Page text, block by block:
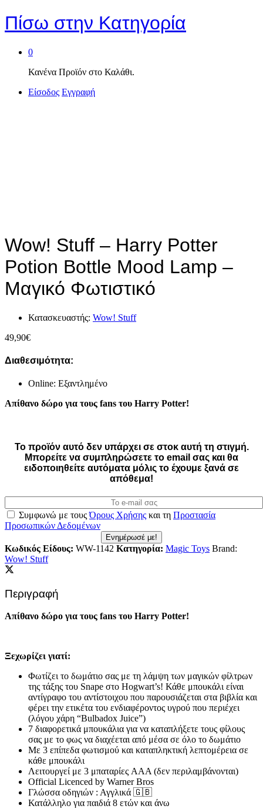
Πίσω στην Κατηγορία
0
Κανένα Προϊόν στο Καλάθι.
Είσοδος Εγγραφή
Wow! Stuff – Harry Potter
Potion Bottle Mood Lamp –
Μαγικό Φωτιστικό
Κατασκευαστής: Wow! Stuff
49,90€
Διαθεσιμότητα:
Online: Εξαντλημένο
Απίθανο δώρο για τους fans του Harry Potter!
Το προϊόν αυτό δεν υπάρχει σε στοκ αυτή τη στιγμή.
Mπορείτε να συμπληρώσετε το email σας και θα
ειδοποιηθείτε αυτόματα μόλις το έχουμε ξανά σε
απόθεμα!
Συμφωνώ με τουςΌρους Χρήσης και τη Προστασία
Προσωπικών Δεδομένων
Ενημέρωσέ με!
Κωδικός Είδους: WW-1142 Κατηγορία: Magic Toys Brand:
Wow! Stuff
Περιγραφή
Απίθανο δώρο για τους fans του Harry Potter!
Ξεχωρίζει γιατί:
Φωτίζει το δωμάτιο σας με τη λάμψη των μαγικών φίλτρων
της τάξης του Snape στο Hogwart’s! Κάθε μπουκάλι είναι
αντίγραφο του αντίστοιχου που παρουσιάζεται στα βιβλία και
φέρει την ετικέτα του ενδιαφέροντος υγρού που περιέχει
(λόγου χάρη “Bulbadox Juice”)
7 διαφορετικά μπουκάλια για να καταπλήξετε τους φίλους
σας με το φως να διαχέεται από μέσα σε όλο το δωμάτιο
Με 3 επίπεδα φωτισμού και καταπληκτική λεπτομέρεια σε
κάθε μπουκάλι
Λειτουργεί με 3 μπαταρίες AAA (δεν περιλαμβάνονται)
Official Licenced by Warner Bros
Γλώσσα οδηγιών : Αγγλικά 🇬🇧
Κατάλληλο για παιδιά 8 ετών και άνω